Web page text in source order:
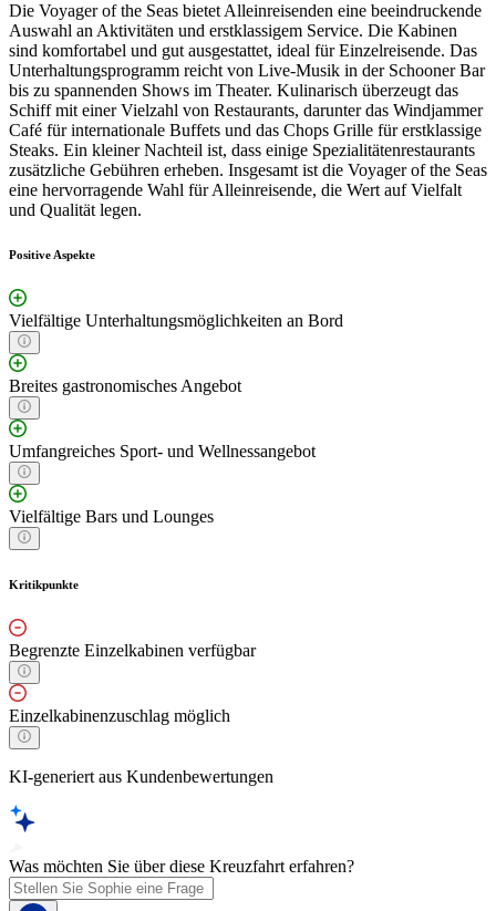
Die Voyager of the Seas bietet Alleinreisenden eine beeindruckende
Auswahl an Aktivitäten und erstklassigem Service. Die Kabinen
sind komfortabel und gut ausgestattet, ideal für Einzelreisende. Das
Unterhaltungsprogramm reicht von Live-Musik in der Schooner Bar
bis zu spannenden Shows im Theater. Kulinarisch überzeugt das
Schiff mit einer Vielzahl von Restaurants, darunter das Windjammer
Café für internationale Buffets und das Chops Grille für erstklassige
Steaks. Ein kleiner Nachteil ist, dass einige Spezialitätenrestaurants
zusätzliche Gebühren erheben. Insgesamt ist die Voyager of the Seas
eine hervorragende Wahl für Alleinreisende, die Wert auf Vielfalt
und Qualität legen.
Positive Aspekte
Vielfältige Unterhaltungsmöglichkeiten an Bord
Breites gastronomisches Angebot
Umfangreiches Sport- und Wellnessangebot
Vielfältige Bars und Lounges
Kritikpunkte
Begrenzte Einzelkabinen verfügbar
Einzelkabinenzuschlag möglich
KI-generiert aus Kundenbewertungen
Was möchten Sie über diese Kreuzfahrt erfahren?